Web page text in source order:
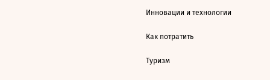
Инновации и технологии
Как потратить
Туризм